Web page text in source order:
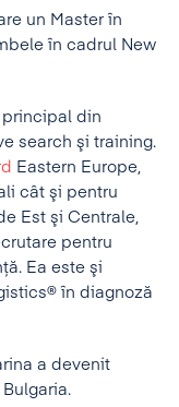
un Master în
în cadrul New
principal din
search şi training.
Eastern Europe,
cât şi pentru
Est şi Centrale,
pentru
Ea este şi
în diagnoză
a devenit
Bulgaria.